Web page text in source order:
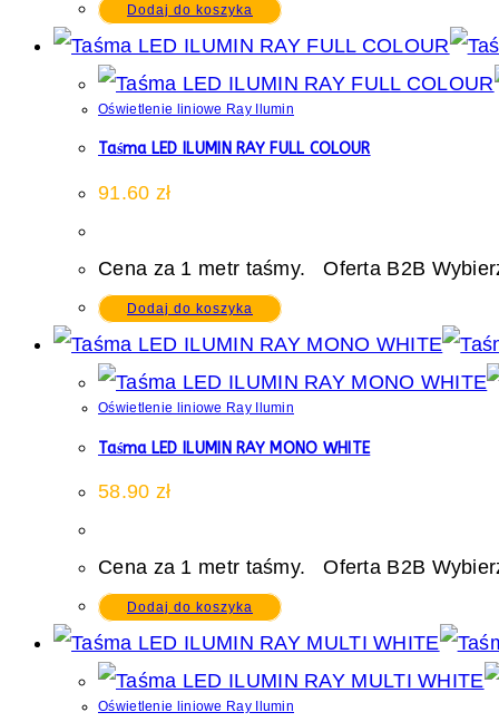
Dodaj do koszyka
Oświetlenie liniowe Ray Ilumin
Taśma LED ILUMIN RAY FULL COLOUR
91.60 zł
Cena za 1 metr taśmy. Oferta B2B
Dodaj do koszyka
Oświetlenie liniowe Ray Ilumin
Taśma LED ILUMIN RAY MONO WHITE
58.90 zł
Cena za 1 metr taśmy. Oferta B2B
Dodaj do koszyka
Oświetlenie liniowe Ray Ilumin